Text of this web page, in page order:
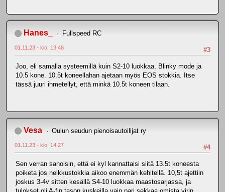
Hanes_ Fullspeed RC
#3
01.11.23 - klo: 13.48
Joo, eli samalla systeemillä kuin S2-10 luokkaa, Blinky mode ja
10.5 kone. 10.5t koneellahan ajetaan myös EOS stokkia. Itse
tässä juuri ihmetellyt, että minkä 10.5t koneen tilaan.
Vesa Oulun seudun pienoisautoilijat ry
#4
01.11.23 - klo: 14.27
Sen verran sanoisin, että ei kyl kannattaisi siitä 13.5t koneesta
poiketa jos nelkkustokkia aikoo enemmän kehitellä. 10,5t ajettiin
joskus 3-4v sitten kesällä S4-10 luokkaa maastosarjassa, ja